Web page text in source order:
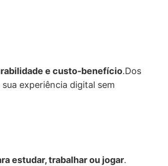
e custo-benefício.Dos
experiência digital sem
estudar, trabalhar ou jogar.